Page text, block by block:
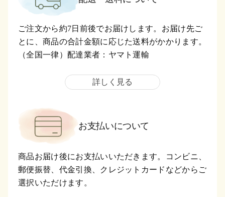
ご注文から約7日前後でお届けします。お届け先ご
とに、商品の合計金額に応じた送料がかかります。
（全国一律）配達業者：ヤマト運輸
詳しく見る
お支払いについて
商品お届け後にお支払いいただきます。コンビニ、
郵便振替、代金引換、クレジットカードなどからご
選択いただけます。